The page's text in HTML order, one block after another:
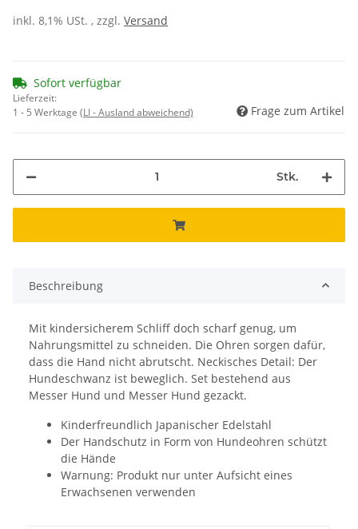
inkl. 8,1% USt. , zzgl. Versand
Sofort verfügbar
Lieferzeit:
1 - 5 Werktage (LI - Ausland abweichend) Frage zum Artikel
Stk.
Beschreibung
Mit kindersicherem Schliff doch scharf genug, um
Nahrungsmittel zu schneiden. Die Ohren sorgen dafür,
dass die Hand nicht abrutscht. Neckisches Detail: Der
Hundeschwanz ist beweglich. Set bestehend aus
Messer Hund und Messer Hund gezackt.
Kinderfreundlich Japanischer Edelstahl
Der Handschutz in Form von Hundeohren schützt
die Hände
Warnung: Produkt nur unter Aufsicht eines
Erwachsenen verwenden